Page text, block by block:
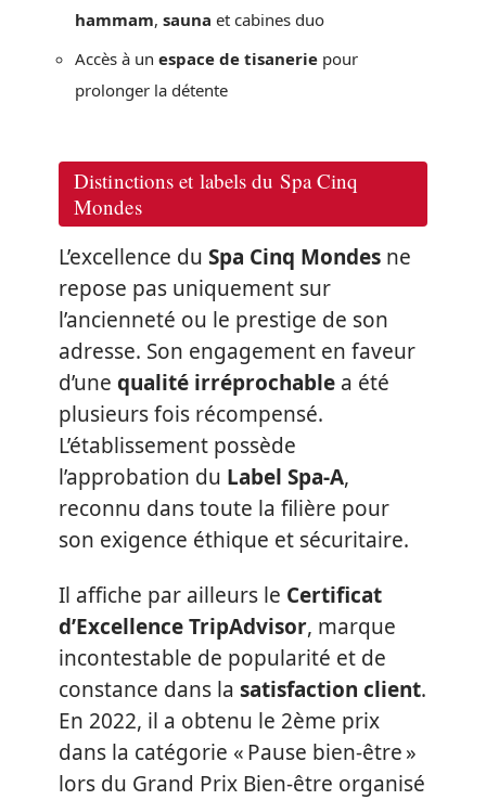
hammam, sauna et cabines duo
Accès à un espace de tisanerie pour
prolonger la détente
Distinctions et labels du Spa Cinq
Mondes
L’excellence du Spa Cinq Mondes ne
repose pas uniquement sur
l’ancienneté ou le prestige de son
adresse. Son engagement en faveur
d’une qualité irréprochable a été
plusieurs fois récompensé.
L’établissement possède
l’approbation du Label Spa-A,
reconnu dans toute la filière pour
son exigence éthique et sécuritaire.
Il affiche par ailleurs le Certificat
d’Excellence TripAdvisor, marque
incontestable de popularité et de
constance dans la satisfaction client.
En 2022, il a obtenu le 2ème prix
dans la catégorie « Pause bien-être »
lors du Grand Prix Bien-être organisé